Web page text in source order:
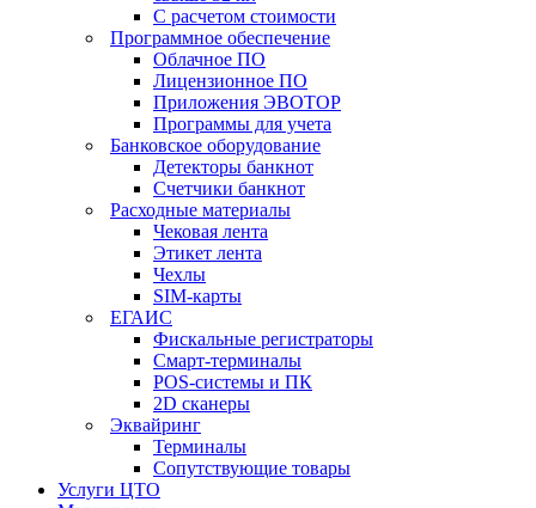
С расчетом стоимости
Программное обеспечение
Облачное ПО
Лицензионное ПО
Приложения ЭВОТОР
Программы для учета
Банковское оборудование
Детекторы банкнот
Счетчики банкнот
Расходные материалы
Чековая лента
Этикет лента
Чехлы
SIM-карты
ЕГАИС
Фискальные регистраторы
Смарт-терминалы
POS-системы и ПК
2D сканеры
Эквайринг
Терминалы
Сопутствующие товары
Услуги ЦТО